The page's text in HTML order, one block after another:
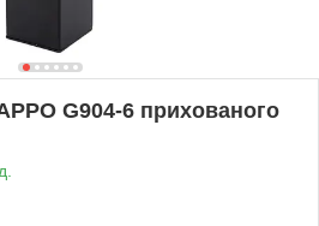
G904-6 прихованого